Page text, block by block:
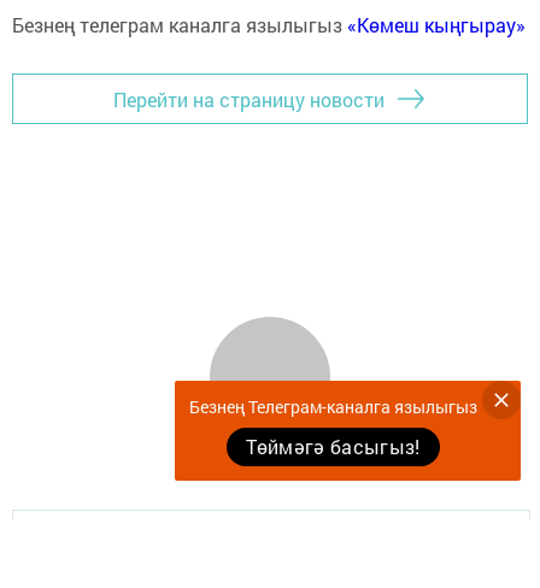
Безнең телеграм каналга язылыгыз «Көмеш кыңгырау»
Перейти на страницу новости
Безнең Телеграм-каналга язылыгыз
Төймәгә басыгыз!